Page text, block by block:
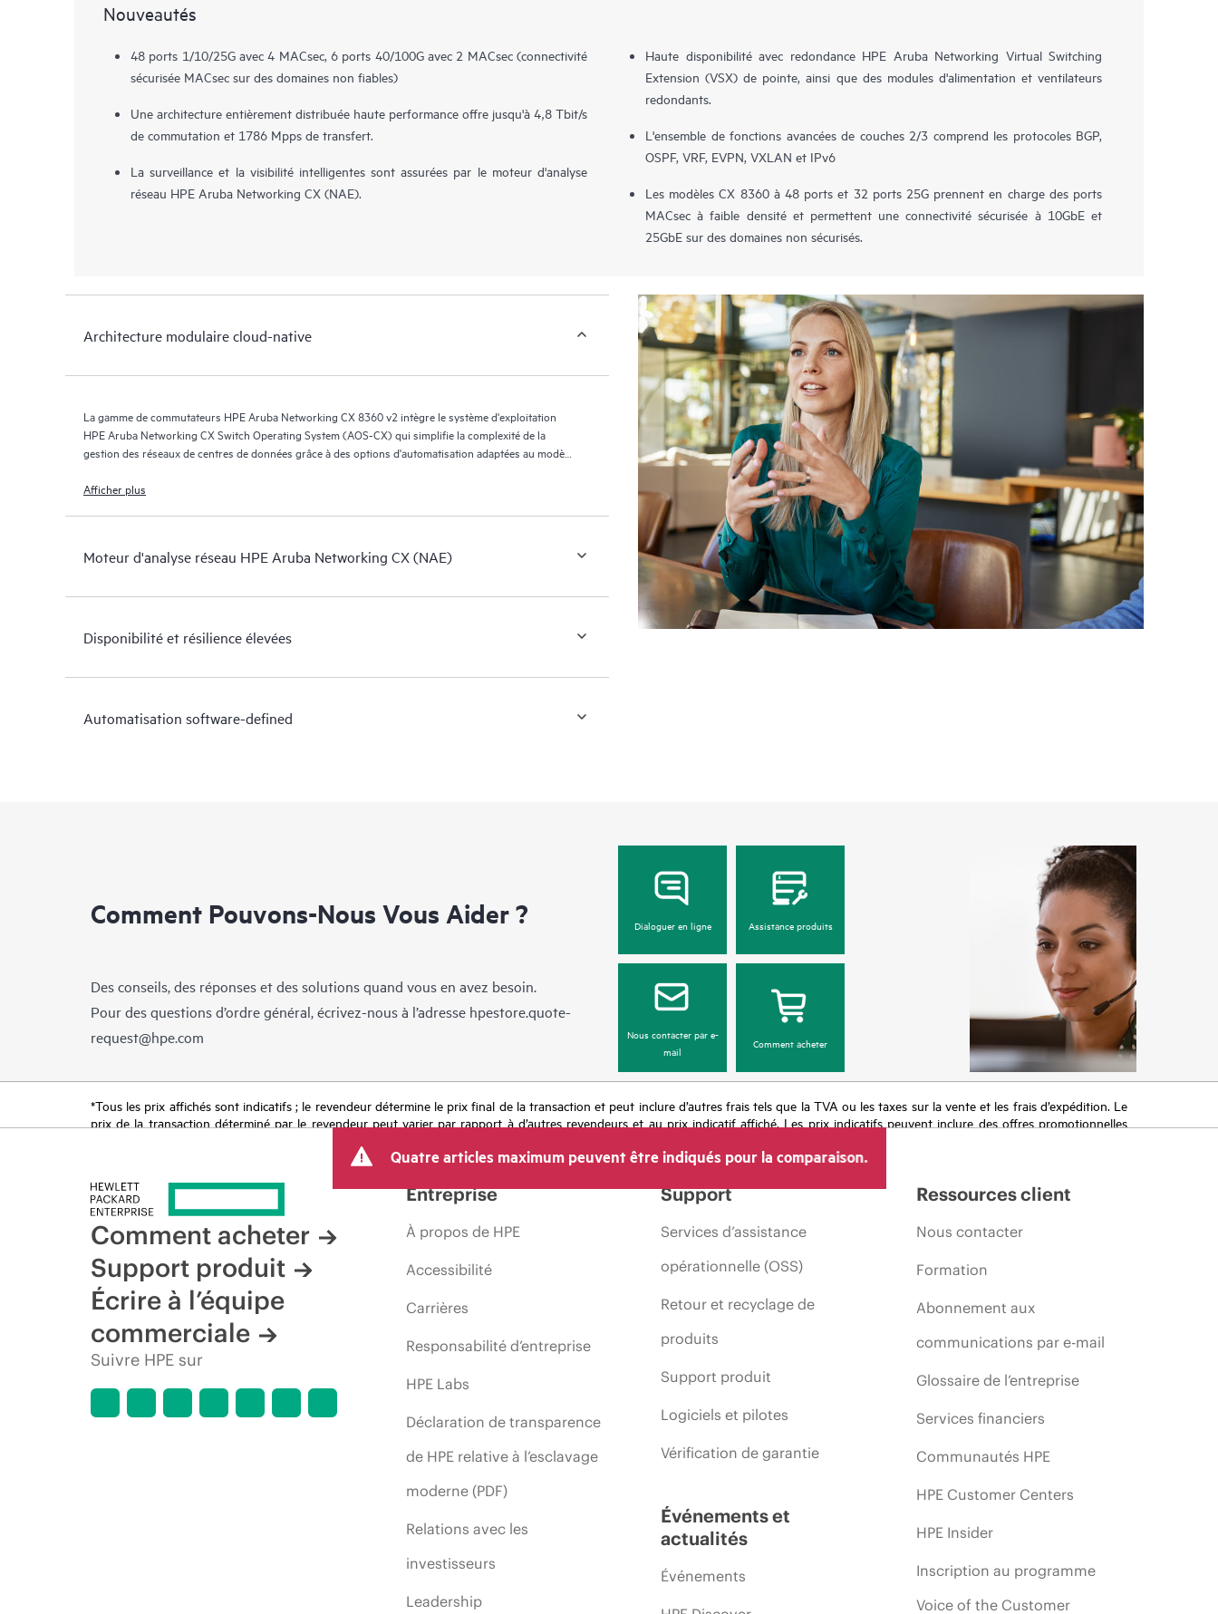
Nouveautés
48 ports 1/10/25G avec 4 MACsec, 6 ports 40/100G avec 2 MACsec (connectivité
sécurisée MACsec sur des domaines non fiables)
Une architecture entièrement distribuée haute performance offre jusqu'à 4,8 Tbit/s
de commutation et 1786 Mpps de transfert.
La surveillance et la visibilité intelligentes sont assurées par le moteur d'analyse
réseau HPE Aruba Networking CX (NAE).
Haute disponibilité avec redondance HPE Aruba Networking Virtual Switching
Extension (VSX) de pointe, ainsi que des modules d'alimentation et ventilateurs
redondants.
L'ensemble de fonctions avancées de couches 2/3 comprend les protocoles BGP,
OSPF, VRF, EVPN, VXLAN et IPv6
Les modèles CX 8360 à 48 ports et 32 ports 25G prennent en charge des ports
MACsec à faible densité et permettent une connectivité sécurisée à 10GbE et
25GbE sur des domaines non sécurisés.
Architecture modulaire cloud-native
La gamme de commutateurs HPE Aruba Networking CX 8360 v2 intègre le système d'exploitation
HPE Aruba Networking CX Switch Operating System (AOS-CX) qui simplifie la complexité de la
gestion des réseaux de centres de données grâce à des options d'automatisation adaptées au modèle
Afficher plus
Moteur d'analyse réseau HPE Aruba Networking CX (NAE)
Disponibilité et résilience élevées
Automatisation software-defined
Comment Pouvons-Nous Vous Aider ?
Des conseils, des réponses et des solutions quand vous en avez besoin.
Pour des questions d’ordre général, écrivez-nous à l’adresse hpestore.quote-
request@hpe.com
Dialoguer en ligne Assistance produits
Nous contacter par e-
mail
Comment acheter
*Tous les prix affichés sont indicatifs ; le revendeur détermine le prix final de la transaction et peut inclure d’autres frais tels que la TVA ou les taxes sur la vente et les frais d’expédition. Le
prix de la transaction déterminé par le revendeur peut varier par rapport à d’autres revendeurs et au prix indicatif affiché. Les prix indicatifs peuvent inclure des offres promotionnelles
produit, la disponibilité restreinte d’un produit, la fin d’une période de promotion et des erreurs dans les publicités.
Quatre articles maximum peuvent être indiqués pour la comparaison.
Comment acheter
Support produit
Écrire à l’équipe
commerciale
Suivre HPE sur
Entreprise
À propos de HPE
Accessibilité
Carrières
Responsabilité d’entreprise
HPE Labs
Déclaration de transparence
de HPE relative à l’esclavage
moderne (PDF)
Relations avec les
investisseurs
Leadership
Support
Services d’assistance
opérationnelle (OSS)
Retour et recyclage de
produits
Support produit
Logiciels et pilotes
Vérification de garantie
Événements et
actualités
Événements
Ressources client
Nous contacter
Formation
Abonnement aux
communications par e-mail
Glossaire de l’entreprise
Services financiers
Communautés HPE
HPE Customer Centers
HPE Insider
Inscription au programme
Voice of the Customer